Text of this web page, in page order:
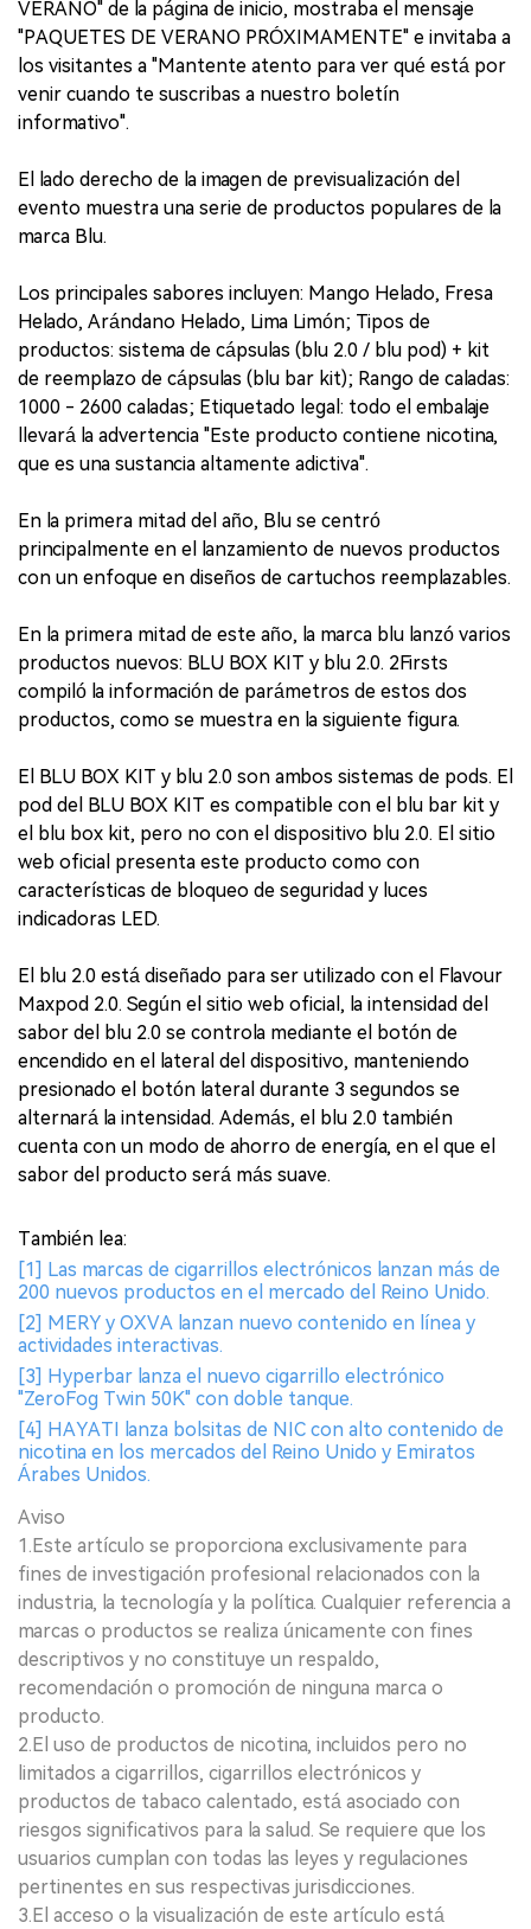
VERANO" de la página de inicio, mostraba el mensaje
"PAQUETES DE VERANO PRÓXIMAMENTE" e invitaba a
los visitantes a "Mantente atento para ver qué está por
venir cuando te suscribas a nuestro boletín
informativo".
El lado derecho de la imagen de previsualización del
evento muestra una serie de productos populares de la
marca Blu.
Los principales sabores incluyen: Mango Helado, Fresa
Helado, Arándano Helado, Lima Limón; Tipos de
productos: sistema de cápsulas (blu 2.0 / blu pod) + kit
de reemplazo de cápsulas (blu bar kit); Rango de caladas:
1000 - 2600 caladas; Etiquetado legal: todo el embalaje
llevará la advertencia "Este producto contiene nicotina,
que es una sustancia altamente adictiva".
En la primera mitad del año, Blu se centró
principalmente en el lanzamiento de nuevos productos
con un enfoque en diseños de cartuchos reemplazables.
En la primera mitad de este año, la marca blu lanzó varios
productos nuevos: BLU BOX KIT y blu 2.0. 2Firsts
compiló la información de parámetros de estos dos
productos, como se muestra en la siguiente figura.
El BLU BOX KIT y blu 2.0 son ambos sistemas de pods. El
pod del BLU BOX KIT es compatible con el blu bar kit y
el blu box kit, pero no con el dispositivo blu 2.0. El sitio
web oficial presenta este producto como con
características de bloqueo de seguridad y luces
indicadoras LED.
El blu 2.0 está diseñado para ser utilizado con el Flavour
Maxpod 2.0. Según el sitio web oficial, la intensidad del
sabor del blu 2.0 se controla mediante el botón de
encendido en el lateral del dispositivo, manteniendo
presionado el botón lateral durante 3 segundos se
alternará la intensidad. Además, el blu 2.0 también
cuenta con un modo de ahorro de energía, en el que el
sabor del producto será más suave.
También lea:
[1] Las marcas de cigarrillos electrónicos lanzan más de
200 nuevos productos en el mercado del Reino Unido.
[2] MERY y OXVA lanzan nuevo contenido en línea y
actividades interactivas.
[3] Hyperbar lanza el nuevo cigarrillo electrónico
"ZeroFog Twin 50K" con doble tanque.
[4] HAYATI lanza bolsitas de NIC con alto contenido de
nicotina en los mercados del Reino Unido y Emiratos
Árabes Unidos.
Aviso
1.Este artículo se proporciona exclusivamente para
fines de investigación profesional relacionados con la
industria, la tecnología y la política. Cualquier referencia a
marcas o productos se realiza únicamente con fines
descriptivos y no constituye un respaldo,
recomendación o promoción de ninguna marca o
producto.
2.El uso de productos de nicotina, incluidos pero no
limitados a cigarrillos, cigarrillos electrónicos y
productos de tabaco calentado, está asociado con
riesgos significativos para la salud. Se requiere que los
usuarios cumplan con todas las leyes y regulaciones
pertinentes en sus respectivas jurisdicciones.
3.El acceso o la visualización de este artículo está